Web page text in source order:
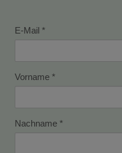
E-Mail
Vorname
Nachname